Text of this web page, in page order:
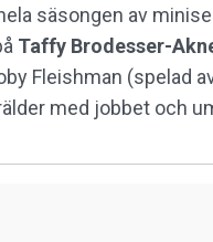
säsongen av
Taffy Brodesser-
Fleishman (spelad
med jobbet och